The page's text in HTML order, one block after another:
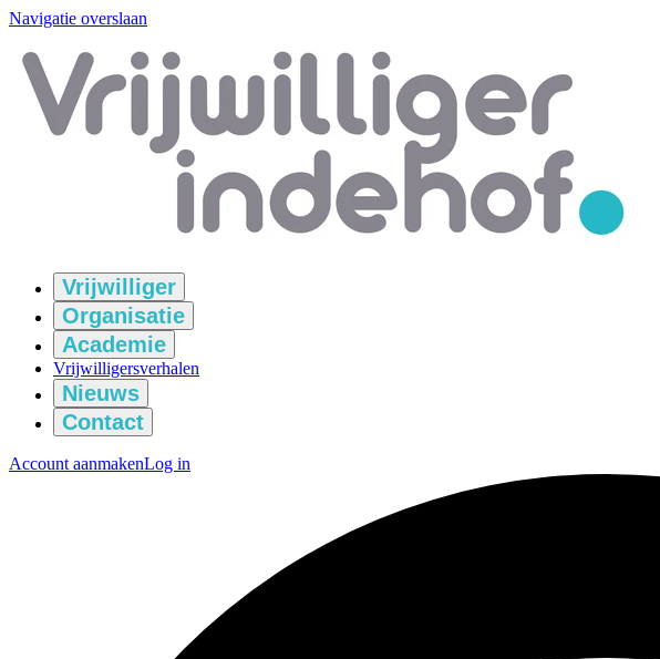
Navigatie overslaan
Vrijwilliger
Organisatie
Academie
Vrijwilligersverhalen
Nieuws
Contact
Account aanmakenLog in